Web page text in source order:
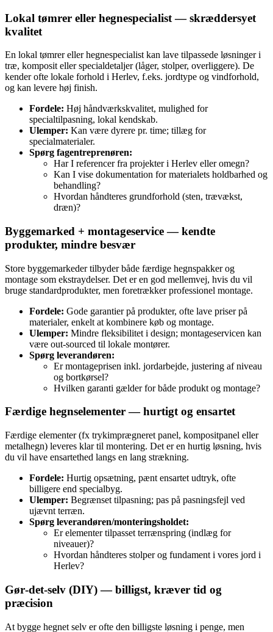
Lokal tømrer eller hegnespecialist — skræddersyet
kvalitet
En lokal tømrer eller hegnespecialist kan lave tilpassede løsninger i
træ, komposit eller specialdetaljer (låger, stolper, overliggere). De
kender ofte lokale forhold i Herlev, f.eks. jordtype og vindforhold,
og kan levere høj finish.
Fordele: Høj håndværkskvalitet, mulighed for
specialtilpasning, lokal kendskab.
Ulemper: Kan være dyrere pr. time; tillæg for
specialmaterialer.
Spørg fagentreprenøren:
Har I referencer fra projekter i Herlev eller omegn?
Kan I vise dokumentation for materialets holdbarhed og
behandling?
Hvordan håndteres grundforhold (sten, trævækst,
dræn)?
Byggemarked + montageservice — kendte
produkter, mindre besvær
Store byggemarkeder tilbyder både færdige hegnspakker og
montage som ekstraydelser. Det er en god mellemvej, hvis du vil
bruge standardprodukter, men foretrækker professionel montage.
Fordele: Gode garantier på produkter, ofte lave priser på
materialer, enkelt at kombinere køb og montage.
Ulemper: Mindre fleksibilitet i design; montageservicen kan
være out-sourced til lokale montører.
Spørg leverandøren:
Er montageprisen inkl. jordarbejde, justering af niveau
og bortkørsel?
Hvilken garanti gælder for både produkt og montage?
Færdige hegnselementer — hurtigt og ensartet
Færdige elementer (fx trykimprægneret panel, kompositpanel eller
metalhegn) leveres klar til montering. Det er en hurtig løsning, hvis
du vil have ensartethed langs en lang strækning.
Fordele: Hurtig opsætning, pænt ensartet udtryk, ofte
billigere end specialbyg.
Ulemper: Begrænset tilpasning; pas på pasningsfejl ved
ujævnt terræn.
Spørg leverandøren/monteringsholdet:
Er elementer tilpasset terrænspring (indlæg for
niveauer)?
Hvordan håndteres stolper og fundament i vores jord i
Herlev?
Gør‑det‑selv (DIY) — billigst, kræver tid og
præcision
At bygge hegnet selv er ofte den billigste løsning i penge, men